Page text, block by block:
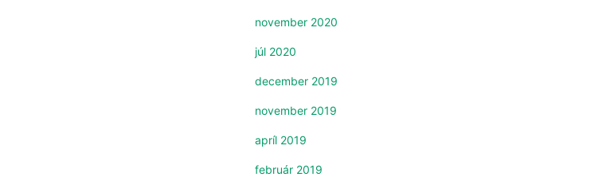
november 2020
júl 2020
december 2019
november 2019
apríl 2019
február 2019